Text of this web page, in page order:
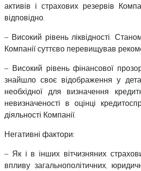
активів і страхових резервів
відповідно.
– Високий рівень ліквідності.
Компанії суттєво перевищував
– Високий рівень фінансової
знайшло своє відображення у
необхідної для визначення
невизначеності в оцінці
діяльності Компанії.
Негативні фактори:
– Як і в інших вітчизняних
впливу загальнополітичних,